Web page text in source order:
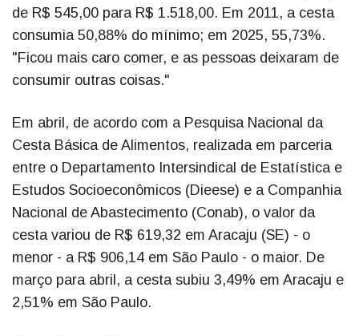
de R$ 545,00 para R$ 1.518,00. Em 2011, a cesta
consumia 50,88% do mínimo; em 2025, 55,73%.
"Ficou mais caro comer, e as pessoas deixaram de
consumir outras coisas."
Em abril, de acordo com a Pesquisa Nacional da
Cesta Básica de Alimentos, realizada em parceria
entre o Departamento Intersindical de Estatística e
Estudos Socioeconômicos (Dieese) e a Companhia
Nacional de Abastecimento (Conab), o valor da
cesta variou de R$ 619,32 em Aracaju (SE) - o
menor - a R$ 906,14 em São Paulo - o maior. De
março para abril, a cesta subiu 3,49% em Aracaju e
2,51% em São Paulo.